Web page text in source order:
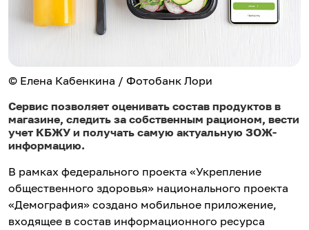
© Елена Кабенкина / Фотобанк Лори
Сервис позволяет оценивать состав продуктов в
магазине, следить за собственным рационом, вести
учет КБЖУ и получать самую актуальную ЗОЖ-
информацию.
В рамках федерального проекта «Укрепление
общественного здоровья» национального проекта
«Демография» создано мобильное приложение,
входящее в состав информационного ресурса